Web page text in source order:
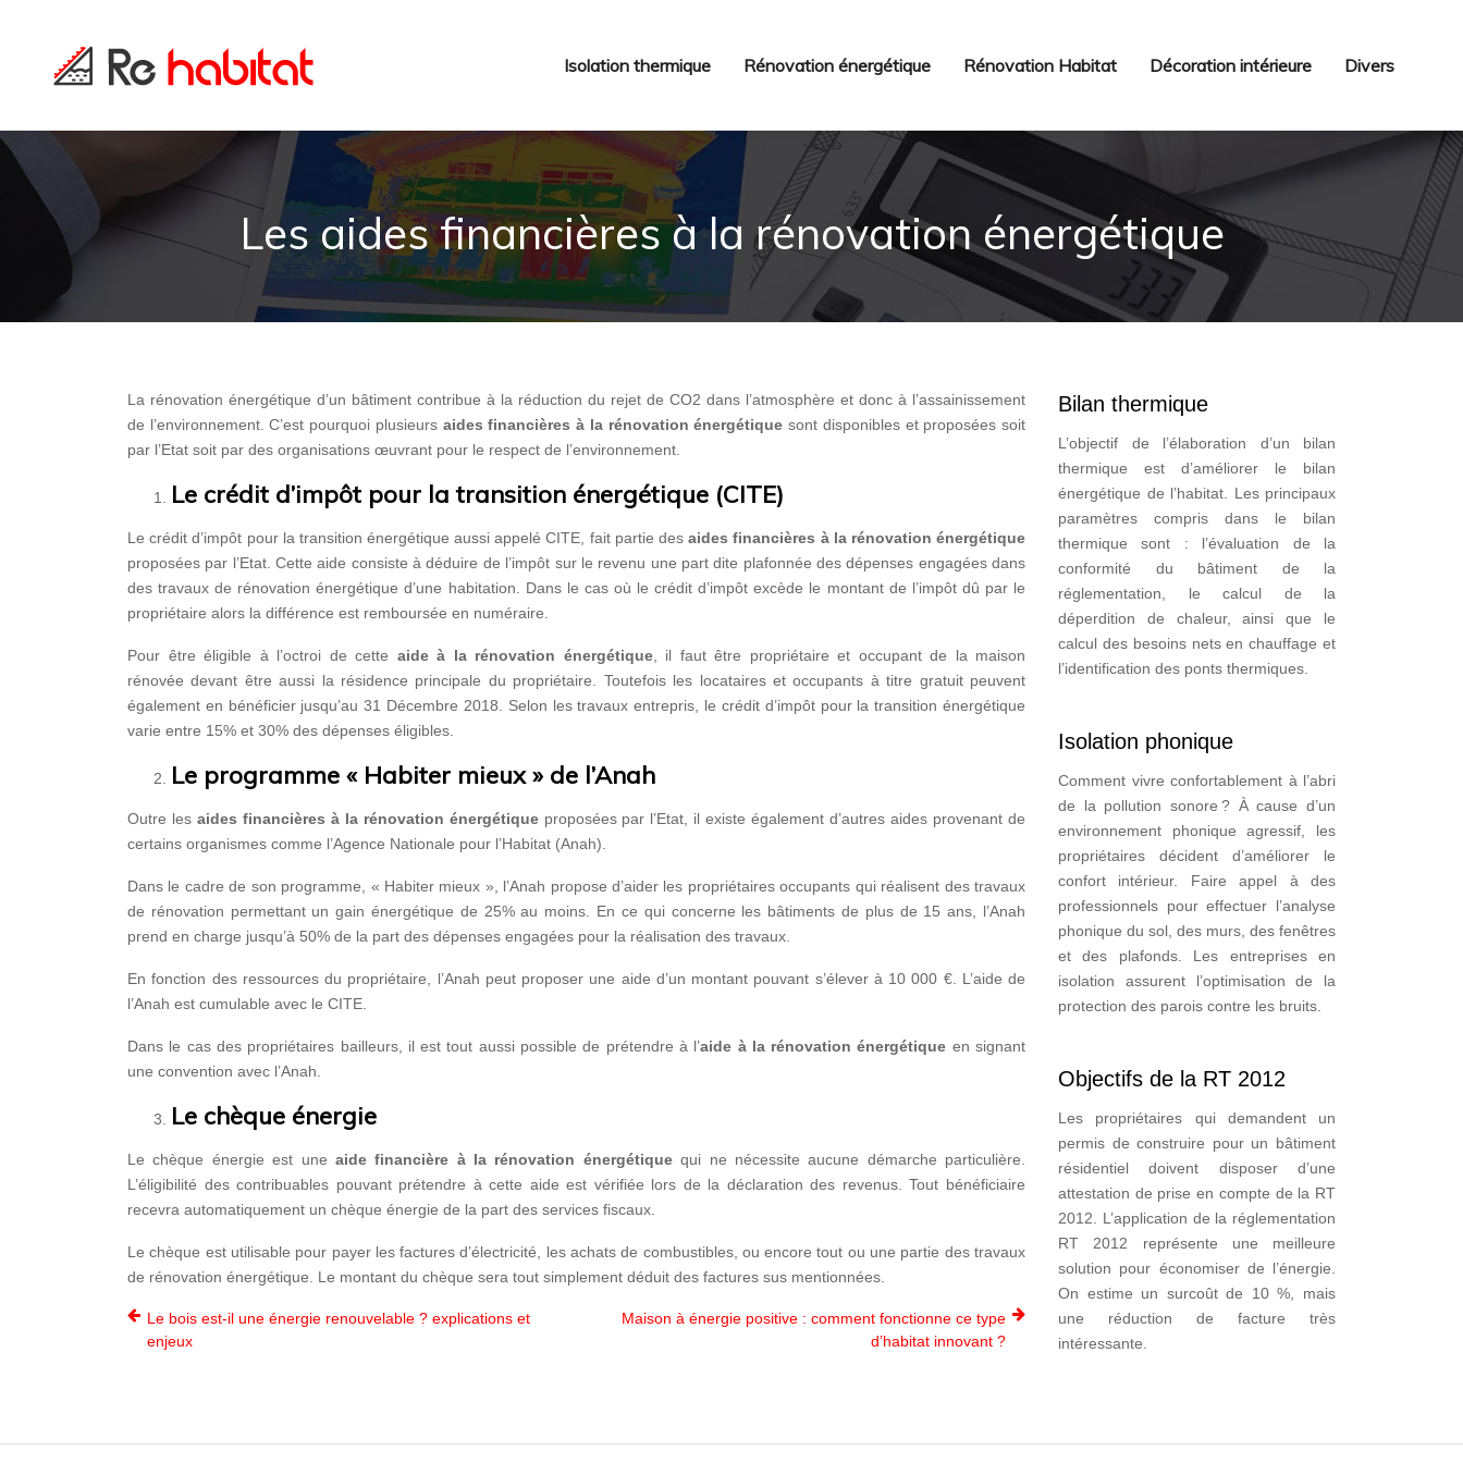
Isolation thermique Rénovation énergétique Rénovation Habitat Décoration intérieure Divers
Les aides financières à la rénovation énergétique
La rénovation énergétique d’un bâtiment contribue à la réduction du rejet de CO2 dans l’atmosphère et donc à l’assainissement
de l’environnement. C’est pourquoi plusieursaides financières à la rénovation énergétique sont disponibles et proposées soit
par l’Etat soit par des organisations œuvrant pour le respect de l’environnement.
Le crédit d’impôt pour la transition énergétique (CITE)
Le crédit d’impôt pour la transition énergétique aussi appelé CITE, fait partie desaides financières à la rénovation énergétique
proposées par l’Etat. Cette aide consiste à déduire de l’impôt sur le revenu une part dite plafonnée des dépenses engagées dans
des travaux de rénovation énergétique d’une habitation. Dans le cas où le crédit d’impôt excède le montant de l’impôt dû par le
propriétaire alors la différence est remboursée en numéraire.
Pour être éligible à l’octroi de cette aide à la rénovation énergétique, il faut être propriétaire et occupant de la maison
rénovée devant être aussi la résidence principale du propriétaire. Toutefois les locataires et occupants à titre gratuit peuvent
également en bénéficier jusqu’au 31 Décembre 2018. Selon les travaux entrepris, le crédit d’impôt pour la transition énergétique
varie entre 15% et 30% des dépenses éligibles.
Le programme « Habiter mieux » de l’Anah
Outre les aides financières à la rénovation énergétiqueproposées par l’Etat, il existe également d’autres aides provenant de
certains organismes comme l’Agence Nationale pour l’Habitat (Anah).
Dans le cadre de son programme, « Habiter mieux », l’Anah propose d’aider les propriétaires occupants qui réalisent des travaux
de rénovation permettant un gain énergétique de 25% au moins. En ce qui concerne les bâtiments de plus de 15 ans, l’Anah
prend en charge jusqu’à 50% de la part des dépenses engagées pour la réalisation des travaux.
En fonction des ressources du propriétaire, l’Anah peut proposer une aide d’un montant pouvant s’élever à 10 000 €. L’aide de
l’Anah est cumulable avec le CITE.
Dans le cas des propriétaires bailleurs, il est tout aussi possible de prétendre à l’aide à la rénovation énergétique en signant
une convention avec l’Anah.
Le chèque énergie
Le chèque énergie est une aide financière à la rénovation énergétiquequi ne nécessite aucune démarche particulière.
L’éligibilité des contribuables pouvant prétendre à cette aide est vérifiée lors de la déclaration des revenus. Tout bénéficiaire
recevra automatiquement un chèque énergie de la part des services fiscaux.
Le chèque est utilisable pour payer les factures d’électricité, les achats de combustibles, ou encore tout ou une partie des travaux
de rénovation énergétique. Le montant du chèque sera tout simplement déduit des factures sus mentionnées.
Le bois est-il une énergie renouvelable ? explications et
enjeux
Maison à énergie positive : comment fonctionne ce type
d’habitat innovant ?
Bilan thermique
L’objectif de l’élaboration d’un bilan
thermique est d’améliorer le bilan
énergétique de l’habitat. Les principaux
paramètres compris dans le bilan
thermique sont : l’évaluation de la
conformité du bâtiment de la
réglementation, le calcul de la
déperdition de chaleur, ainsi que le
calcul des besoins nets en chauffage et
l’identification des ponts thermiques.
Isolation phonique
Comment vivre confortablement à l’abri
de la pollution sonore ? À cause d’un
environnement phonique agressif, les
propriétaires décident d’améliorer le
confort intérieur. Faire appel à des
professionnels pour effectuer l’analyse
phonique du sol, des murs, des fenêtres
et des plafonds. Les entreprises en
isolation assurent l’optimisation de la
protection des parois contre les bruits.
Objectifs de la RT 2012
Les propriétaires qui demandent un
permis de construire pour un bâtiment
résidentiel doivent disposer d’une
attestation de prise en compte de la RT
2012. L’application de la réglementation
RT 2012 représente une meilleure
solution pour économiser de l’énergie.
On estime un surcoût de 10 %, mais
une réduction de facture très
intéressante.